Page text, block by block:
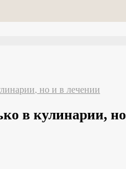
но и в лечении
в кулинарии,